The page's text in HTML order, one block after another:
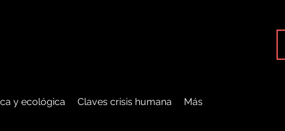
y ecológica Claves crisis humana Más